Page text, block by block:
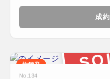
成
旅館業
No.134